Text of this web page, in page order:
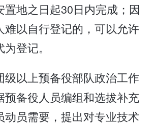
置地之日起30日内完成；因
难以自行登记的，可以允许
登记。
级以上预备役部队政治工作
预备役人员编组和选拔补充
动员需要，提出对专业技术